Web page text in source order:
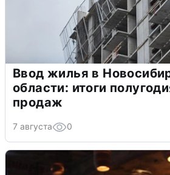
Ввод жилья в
области: итоги
продаж
7 августа 0